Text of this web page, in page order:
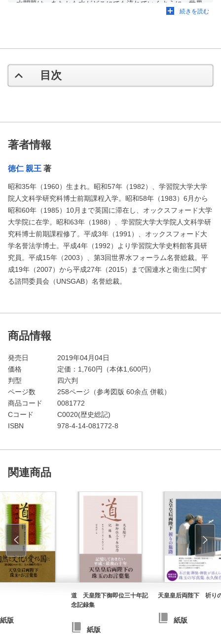
水問題は、あたかも水がどこにでも流れていくように、世界
の紛争、貧困、環境、農業、エネルギー、教育、ジェンダー
「水」に感謝しています。
続きを読む
目次
著者情報
徳仁 親王 著
昭和35年（1960）生まれ。昭和57年（1982）、学習院大学大学
院人文科学研究科博士前期課程入学。昭和58年（1983）6月から
昭和60年（1985）10月まで英国に滞在し、オックスフォード大学
大学院に在学。昭和63年（1988）、学習院大学大学院人文科学研
究科博士前期課程修了。平成3年（1991）、オックスフォード大
学名誉法学博士。平成4年（1992）より学習院大学史料館客員研
究員。平成15年（2003）、第3回世界水フォーラム名誉総裁。平
成19年（2007）から平成27年（2015）まで国連水と衛生に関す
る諮問委員会（UNSGAB）名誉総裁。
商品情報
発売日
2019年04月04日
価格
定価： 1,760円（本体1,600円）
判型
四六判
ページ数
258ページ（参考図版 60余点 併載）
商品コード
0081772
Cコード
C0020(歴史総記)
ISBN
978-4-14-081772-8
関連商品
紙版
道 天皇陛下御即位三十年記
念記録集
紙版
天皇皇后両陛下 祈り
紙版